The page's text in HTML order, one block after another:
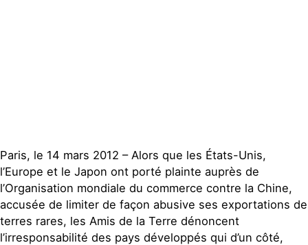
Paris, le 14 mars 2012 – Alors que les États-Unis,
l’Europe et le Japon ont porté plainte auprès de
l’Organisation mondiale du commerce contre la Chine,
accusée de limiter de façon abusive ses exportations de
terres rares, les Amis de la Terre dénoncent
l’irresponsabilité des pays développés qui d’un côté,